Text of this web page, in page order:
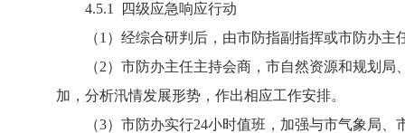
4.5.1 四级应急响应行动
（1）经综合研判后，由市防指副指挥或市防办主
（2）市防办主任主持会商，市自然资源和规划局
加，分析汛情发展形势，作出相应工作安排。
（3）市防办实行24小时值班，加强与市气象局、